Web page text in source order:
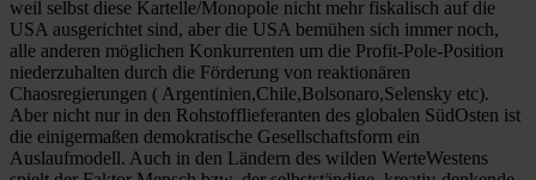
weil selbst diese Kartelle/Monopole nicht mehr fiskalisch auf die
USA ausgerichtet sind, aber die USA bemühen sich immer noch,
alle anderen möglichen Konkurrenten um die Profit-Pole-Position
niederzuhalten durch die Förderung von reaktionären
Chaosregierungen ( Argentinien,Chile,Bolsonaro,Selensky etc).
Aber nicht nur in den Rohstofflieferanten des globalen SüdOsten ist
die einigermaßen demokratische Gesellschaftsform ein
Auslaufmodell. Auch in den Ländern des wilden WerteWestens